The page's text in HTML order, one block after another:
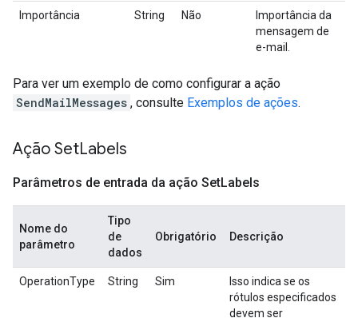
Importância String Não
Importância da
mensagem de
e-mail.
Para ver um exemplo de como configurar a ação
SendMailMessages , consulte Exemplos de ações.
Ação SetLabels
Parâmetros de entrada da ação SetLabels
Nome do
parâmetro
Tipo
de
dados
Obrigatório Descrição
OperationType String Sim
Isso indica se os
rótulos especificados
devem ser